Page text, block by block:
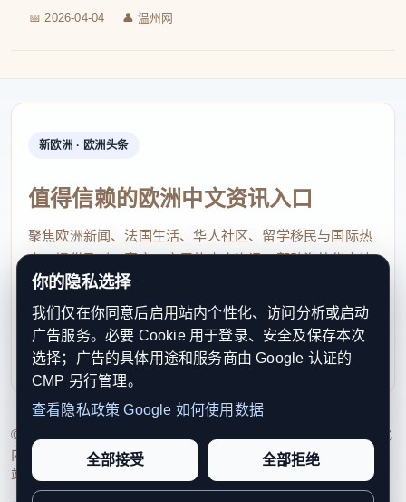
📅 2026-04-04 👤 温州网
新欧洲 · 欧洲头条
值得信赖的欧洲中文资讯入口
聚焦欧洲新闻、法国生活、华人社区、留学移民与国际热
点，提供及时、真实、实用的中文资讯，帮助海外华人快
速了解欧洲动态。
contact@xinouzhou.com
服务支持、版权与合作：工作日优先处理站务、投稿与权
利通知
© 2026 新欧洲·欧洲头条. All Rights Reserved. 本网站持续优化
内容透明度、联系方式与用户权利说明，以提升品牌信任感和
站点完整度。
你的隐私选择
我们仅在你同意后启用站内个性化、访问分析或启动
广告服务。必要 Cookie 用于登录、安全及保存本次
选择；广告的具体用途和服务商由 Google 认证的
CMP 另行管理。
查看隐私政策 Google 如何使用数据
全部接受 全部拒绝